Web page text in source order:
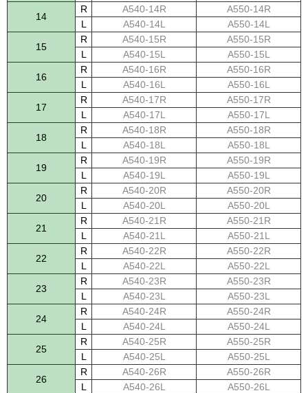
14
R A540-14R
A550-14R
L
A540-14L A550-14L
15
R A540-15R
A550-15R
L
A540-15L A550-15L
16
R A540-16R
A550-16R
L
A540-16L A550-16L
17
R A540-17R
A550-17R
L
A540-17L A550-17L
18
R A540-18R
A550-18R
L
A540-18L A550-18L
19
R A540-19R
A550-19R
L
A540-19L A550-19L
20
R A540-20R
A550-20R
L
A540-20L A550-20L
21
R A540-21R
A550-21R
L
A540-21L A550-21L
22
R A540-22R
A550-22R
L
A540-22L A550-22L
23
R A540-23R
A550-23R
L
A540-23L A550-23L
24
R A540-24R
A550-24R
L
A540-24L A550-24L
25
R A540-25R
A550-25R
L
A540-25L A550-25L
26
R A540-26R
A550-26R
L
A540-26L A550-26L